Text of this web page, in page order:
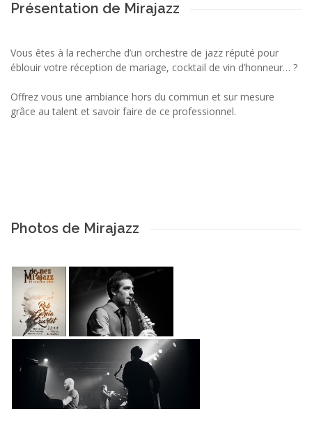
Présentation de Mirajazz
Vous êtes à la recherche d’un orchestre de jazz réputé pour
éblouir votre réception de mariage, cocktail de vin d’honneur… ?
Offrez vous une ambiance hors du commun et sur mesure
grâce au talent et savoir faire de ce professionnel.
Photos de Mirajazz